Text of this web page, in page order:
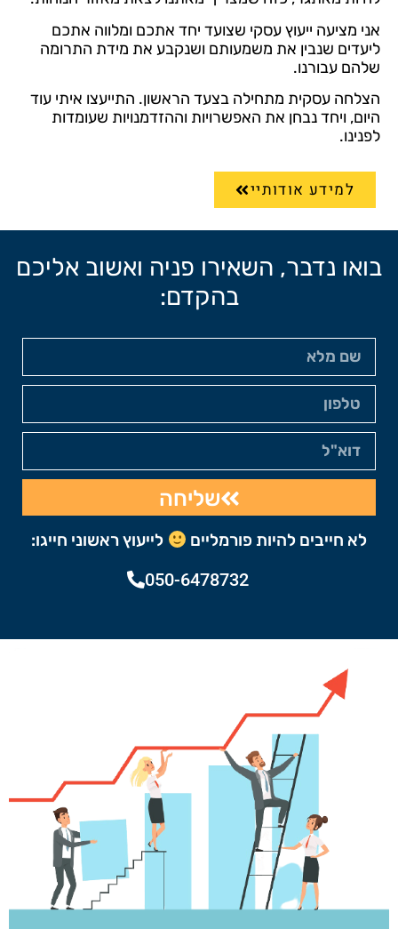
אני מציעה ייעוץ עסקי שצועד יחד אתכם ומלווה אתכם
ליעדים שנבין את משמעותם ושנקבע את מידת התרומה
שלהם עבורנו.
הצלחה עסקית מתחילה בצעד הראשון. התייעצו איתי עוד
היום, ויחד נבחן את האפשרויות וההזדמנויות שעומדות
לפנינו.
למידע אודותיי
בואו נדבר, השאירו פניה ואשוב אליכם
בהקדם:
שליחה
לא חייבים להיות פורמליים לייעוץ ראשוני חייגו:
050-6478732